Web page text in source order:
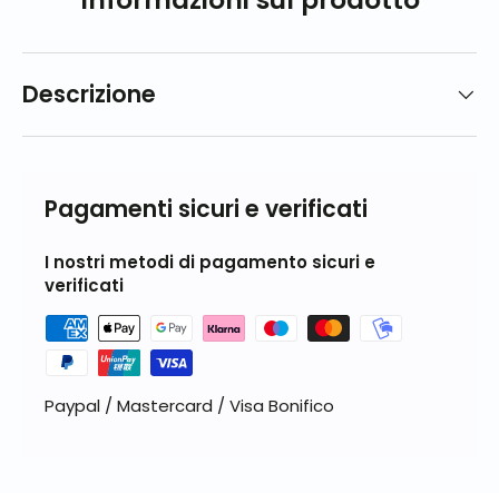
Descrizione
Pagamenti sicuri e verificati
I nostri metodi di pagamento sicuri e
verificati
Paypal / Mastercard / Visa Bonifico